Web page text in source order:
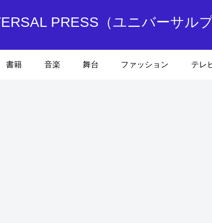
PRESS（ユニバーサルプ
書籍 音楽 舞台 ファッション テレ